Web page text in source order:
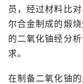
员，经过材料比
尔合金制成的煅
的二氧化铀经分
求。
在制备二氧化铀